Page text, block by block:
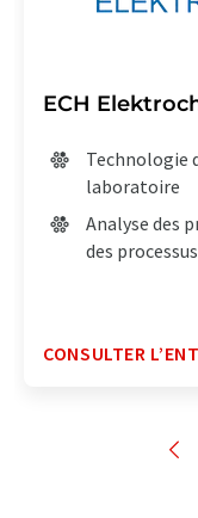
ECH
Technologie
laboratoire
Analyse des
des processus
CONSULTER